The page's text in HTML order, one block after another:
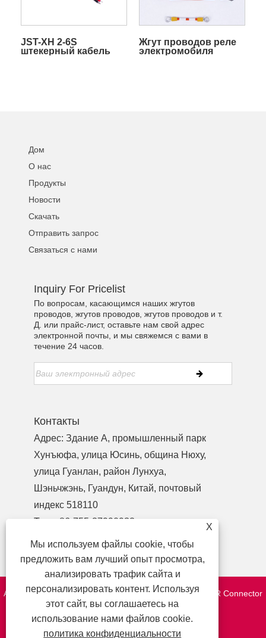
JST-XH 2-6S
штекерный кабель
Жгут проводов реле
электромобиля
Дом
О нас
Продукты
Новости
Скачать
Отправить запрос
Связаться с нами
Inquiry For Pricelist
По вопросам, касающимся наших жгутов
проводов, жгутов проводов, жгутов проводов и т.
Д. или прайс-лист, оставьте нам свой адрес
электронной почты, и мы свяжемся с вами в
течение 24 часов.
Контакты
Адрес: Здание A, промышленный парк
Хунъюфа, улица Юсинь, община Нюху,
улица Гуанлан, район Лунхуа,
Шэньчжэнь, Гуандун, Китай, почтовый
индекс 518110
Тел.:
+86-755-27990932
Телефон:
+86-13713718026
Электронная почта:wzl@szydr.com
Авторские права © 2021 Шэньчжэньская компания YDR Connector
Co.,Ltd. Все права защищены.
http://www.szydr.com/
X
Мы используем файлы cookie, чтобы
предложить вам лучший опыт просмотра,
анализировать трафик сайта и
персонализировать контент. Используя
этот сайт, вы соглашаетесь на
использование нами файлов cookie.
политика конфиденциальности